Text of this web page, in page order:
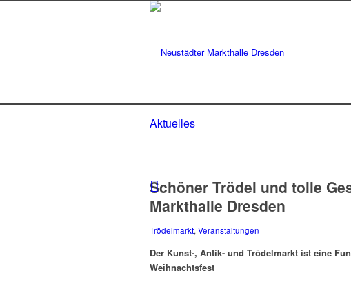
Aktuelles
Schöner Trödel und tolle
Markthalle Dresden
Trödelmarkt, Veranstaltungen
Der Kunst-, Antik- und Trödelmarkt ist eine
Weihnachtsfest